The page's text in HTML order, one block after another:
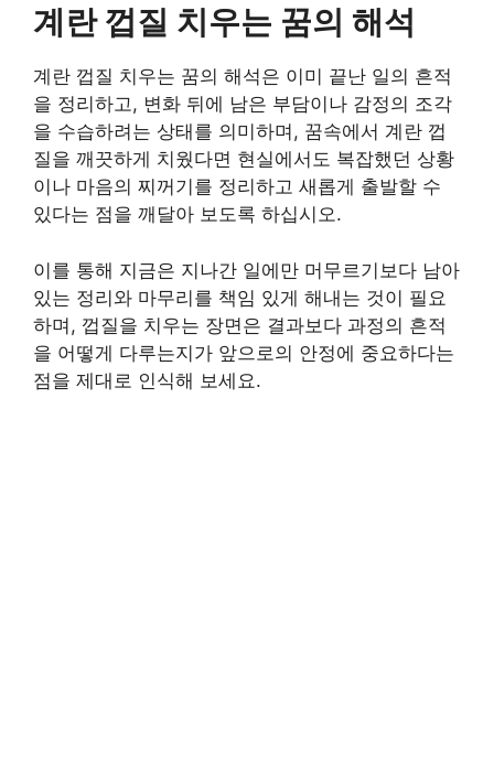
계란 껍질 치우는 꿈의 해석
계란 껍질 치우는 꿈의 해석은 이미 끝난 일의 흔적
을 정리하고, 변화 뒤에 남은 부담이나 감정의 조각
을 수습하려는 상태를 의미하며, 꿈속에서 계란 껍
질을 깨끗하게 치웠다면 현실에서도 복잡했던 상황
이나 마음의 찌꺼기를 정리하고 새롭게 출발할 수
있다는 점을 깨달아 보도록 하십시오.
이를 통해 지금은 지나간 일에만 머무르기보다 남아
있는 정리와 마무리를 책임 있게 해내는 것이 필요
하며, 껍질을 치우는 장면은 결과보다 과정의 흔적
을 어떻게 다루는지가 앞으로의 안정에 중요하다는
점을 제대로 인식해 보세요.